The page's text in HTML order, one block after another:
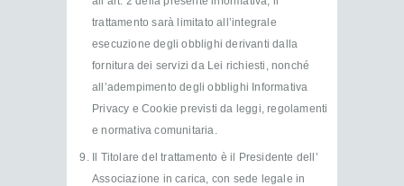
trattamento sarà limitato all’integrale
esecuzione degli obblighi derivanti dalla
fornitura dei servizi da Lei richiesti, nonché
all’adempimento degli obblighi Informativa
Privacy e Cookie previsti da leggi, regolamenti
e normativa comunitaria.
Il Titolare del trattamento è il Presidente dell’
Associazione in carica, con sede legale in